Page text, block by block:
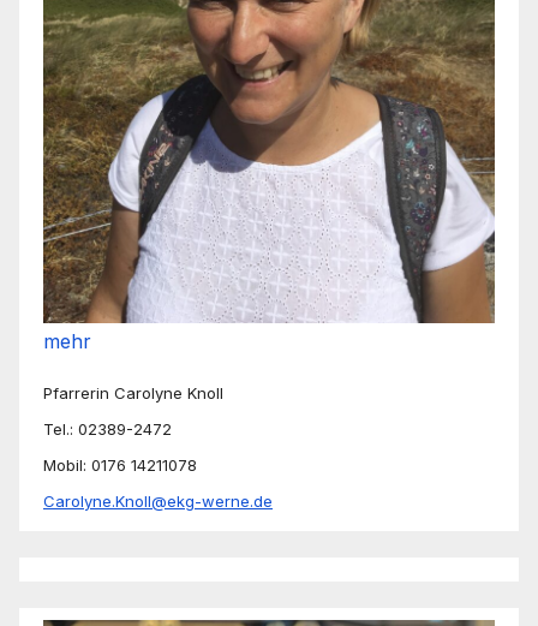
mehr
Pfarrerin Carolyne Knoll
Tel.: 02389-2472
Mobil: 0176 14211078
Carolyne.Knoll@ekg-werne.de